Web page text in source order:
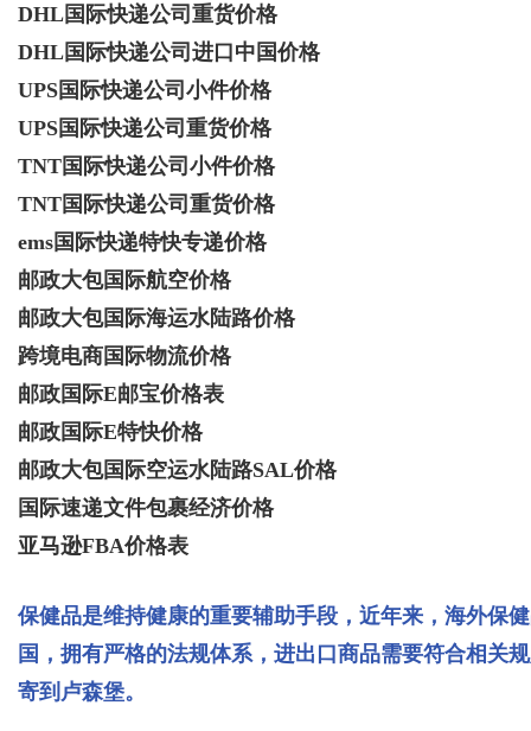
DHL国际快递公司重货价格
DHL国际快递公司进口中国价格
UPS国际快递公司小件价格
UPS国际快递公司重货价格
TNT国际快递公司小件价格
TNT国际快递公司重货价格
ems国际快递特快专递价格
邮政大包国际航空价格
邮政大包国际海运水陆路价格
跨境电商国际物流价格
邮政国际E邮宝价格表
邮政国际E特快价格
邮政大包国际空运水陆路SAL价格
国际速递文件包裹经济价格
亚马逊FBA价格表
保健品是维持健康的重要辅助手段，近年来，海外保
国，拥有严格的法规体系，进出口商品需要符合相关
寄到卢森堡。